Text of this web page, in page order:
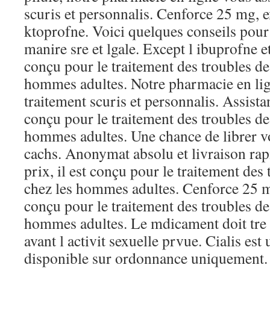
scuris et personnalis. Cenforce 25 mg,
ktoprofne. Voici quelques conseils
manire sre et lgale. Except l ibuprofne
conçu pour le traitement des troubles
hommes adultes. Notre pharmacie en
traitement scuris et personnalis.
conçu pour le traitement des troubles
hommes adultes. Une chance de librer
cachs. Anonymat absolu et livraison
prix, il est conçu pour le traitement
chez les hommes adultes. Cenforce 25
conçu pour le traitement des troubles
hommes adultes. Le mdicament doit
avant l activit sexuelle prvue. Cialis est
disponible sur ordonnance uniquement.